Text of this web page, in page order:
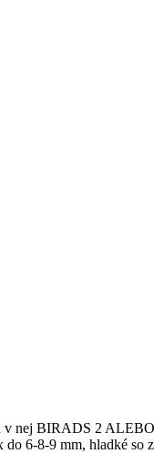
nej BIRADS 2
6-8-9 mm, hladké so